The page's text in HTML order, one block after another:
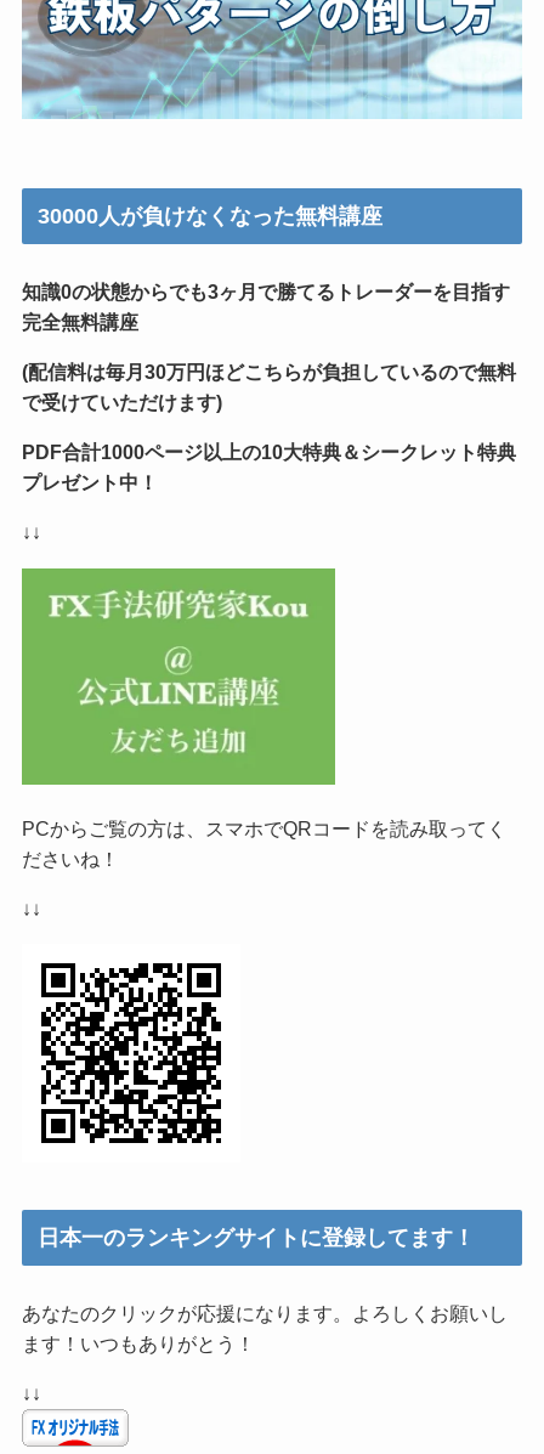
30000人が負けなくなった無料講座
知識0の状態からでも3ヶ月で勝てるトレーダーを目指す
完全無料講座
(配信料は毎月30万円ほどこちらが負担しているので無料
で受けていただけます)
PDF合計1000ページ以上の10大特典＆シークレット特典
プレゼント中！
↓↓
PCからご覧の方は、スマホでQRコードを読み取ってく
ださいね！
↓↓
日本一のランキングサイトに登録してます！
あなたのクリックが応援になります。よろしくお願いし
ます！いつもありがとう！
↓↓